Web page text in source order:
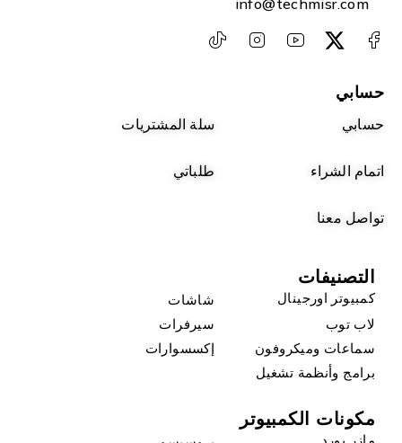
info@techmisr.com
حسابي
حسابي سلة المشتريات
اتمام الشراء طلباتي
تواصل معنا
التصنيفات
كمبيوتر اورجينال
شاشات
لاب توب
سيرفرات
سماعات وميكروفون
إكسسوارات
برامج وأنظمة تشغيل
مكونات الكمبيوتر